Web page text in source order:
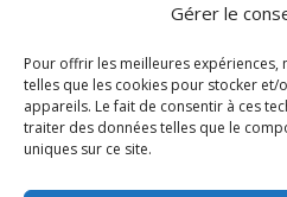
Gérer le
Pour offrir les meilleures
telles que les cookies pour stocker
appareils. Le fait de consentir à ces
traiter des données telles que le
uniques sur ce site.
novembre 2015
octobre 2015
septembre 2015
août 2015